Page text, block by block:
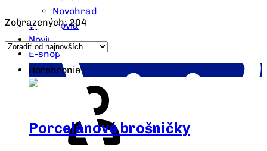
Novohrad
Výrobcovia
Novinky
E-shop
Zobrazených: 204
Horehronie
Porcelánové brošničky